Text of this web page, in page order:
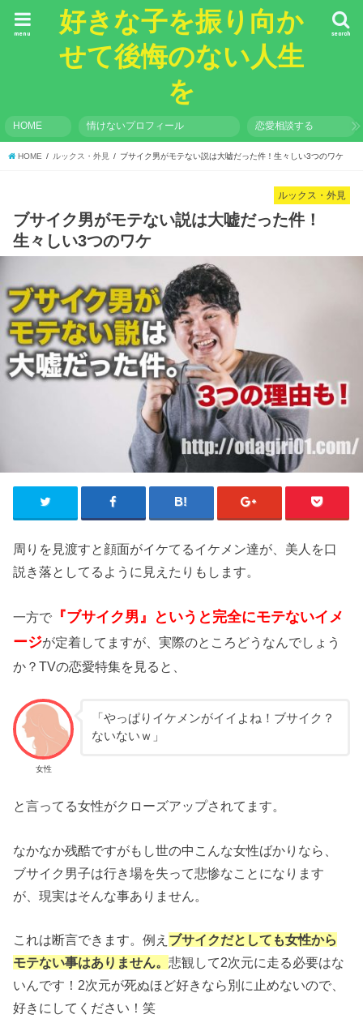
好きな子を振り向か
せて後悔のない人生
を
search
menu
HOME 情けないプロフィール 恋愛相談する
HOME ルックス・外見 ブサイク男がモテない説は大嘘だった件！生々しい3つのワケ
ルックス・外見
ブサイク男がモテない説は大嘘だった件！
生々しい3つのワケ
周りを見渡すと顔面がイケてるイケメン達が、美人を口
説き落としてるように見えたりもします。
一方で 『ブサイク男』というと完全にモテないイメ
ージが定着してますが、実際のところどうなんでしょう
か？TVの恋愛特集を見ると、
女性
「やっぱりイケメンがイイよね！ブサイク？
ないないｗ」
と言ってる女性がクローズアップされてます。
なかなか残酷ですがもし世の中こんな女性ばかりなら、
ブサイク男子は行き場を失って悲惨なことになります
が、現実はそんな事ありません。
これは断言できます。例え ブサイクだとしても女性から
モテない事はありません。悲観して2次元に走る必要はな
いんです！2次元が死ぬほど好きなら別に止めないので、
好きにしてください！笑